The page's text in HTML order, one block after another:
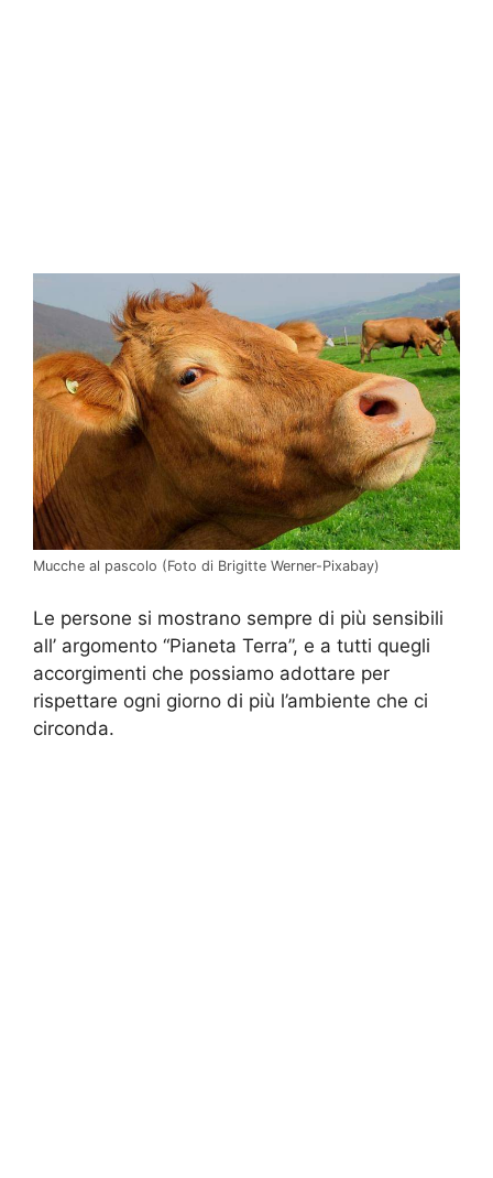
Mucche al pascolo (Foto di Brigitte Werner-Pixabay)
Le persone si mostrano sempre di più sensibili
all’ argomento “Pianeta Terra”, e a tutti quegli
accorgimenti che possiamo adottare per
rispettare ogni giorno di più l’ambiente che ci
circonda.